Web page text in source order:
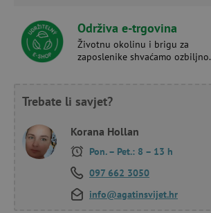
Održiva e-trgovina
Životnu okolinu i brigu za
zaposlenike shvaćamo ozbiljno.
Trebate li savjet?
Korana Hollan
Pon. – Pet.: 8 – 13 h
097 662 3050
info@agatinsvijet.hr